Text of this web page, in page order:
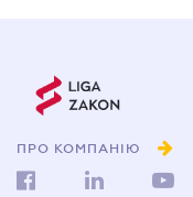
ПРО КОМПАНІЮ